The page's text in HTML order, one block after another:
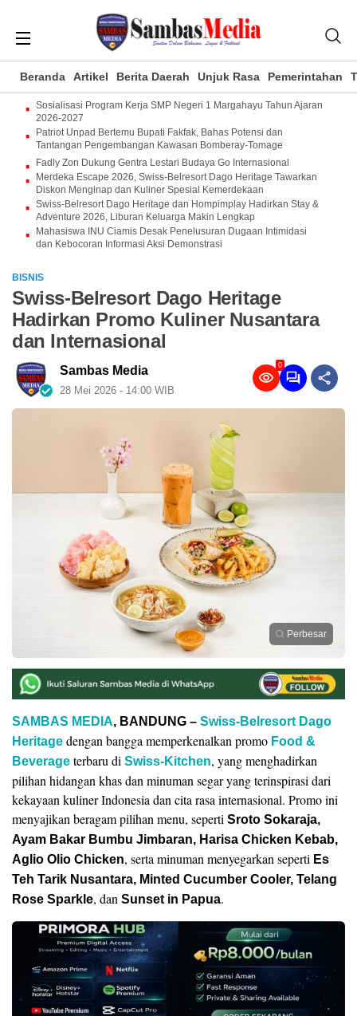
Beranda Artikel Berita Daerah Unjuk Rasa Pemerintahan
Sosialisasi Program Kerja SMP Negeri 1 Margahayu Tahun Ajaran
2026-2027
Patriot Unpad Bertemu Bupati Fakfak, Bahas Potensi dan
Tantangan Pengembangan Kawasan Bomberay-Tomage
Fadly Zon Dukung Gentra Lestari Budaya Go Internasional
Merdeka Escape 2026, Swiss-Belresort Dago Heritage Tawarkan
Diskon Menginap dan Kuliner Spesial Kemerdekaan
Swiss-Belresort Dago Heritage dan Hompimplay Hadirkan Stay &
Adventure 2026, Liburan Keluarga Makin Lengkap
Mahasiswa INU Ciamis Desak Penelusuran Dugaan Intimidasi
dan Kebocoran Informasi Aksi Demonstrasi
BISNIS
Swiss-Belresort Dago Heritage
Hadirkan Promo Kuliner Nusantara
dan Internasional
Sambas Media
28 Mei 2026 - 14:00 WIB
0
Perbesar
SAMBAS MEDIA, BANDUNG – Swiss-Belresort Dago
Heritage dengan bangga memperkenalkan promo Food &
Beverage terbaru di Swiss-Kitchen, yang menghadirkan
pilihan hidangan khas dan minuman segar yang terinspirasi dari
kekayaan kuliner Indonesia dan cita rasa internasional. Promo ini
menyajikan beragam pilihan menu, seperti Sroto Sokaraja,
Ayam Bakar Bumbu Jimbaran, Harisa Chicken Kebab,
Aglio Olio Chicken, serta minuman menyegarkan seperti Es
Teh Tarik Nusantara, Minted Cucumber Cooler, Telang
Rose Sparkle, dan Sunset in Papua.